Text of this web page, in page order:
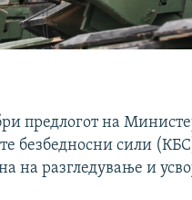
предлогот на
безбедносни сили
на разгледување и